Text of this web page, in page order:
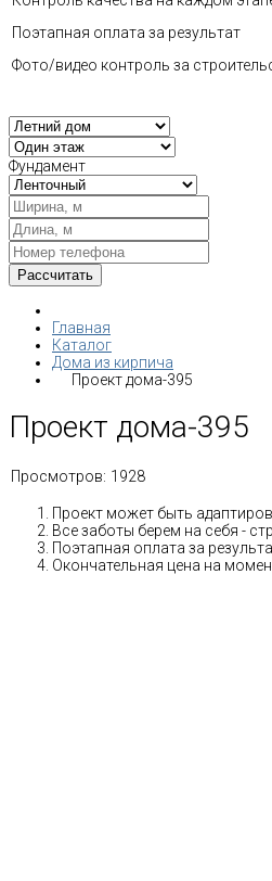
Поэтапная оплата за результат
Фото/видео контроль за
Фундамент
Главная
Каталог
Дома из кирпича
Проект дома-395
Проект дома-395
Просмотров: 1928
Проект может быть
Все заботы берем на себя -
Поэтапная оплата за
Окончательная цена на